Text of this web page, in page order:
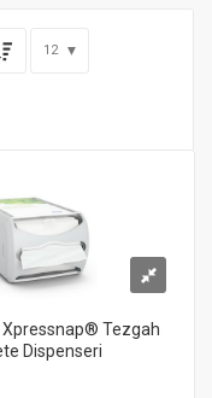
12
Xpressnap® Tezgah
Dispenseri